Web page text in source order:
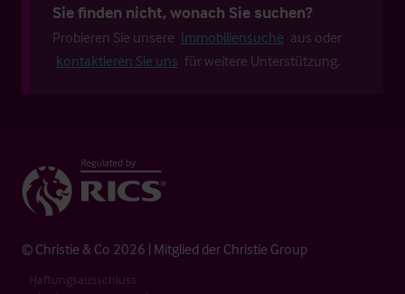
Sie finden nicht, wonach Sie suchen?
Probieren Sie unsere Immobiliensuche aus oder
kontaktieren Sie uns für weitere Unterstützung.
© Christie & Co 2026 | Mitglied der Christie Group
Haftungsausschluss